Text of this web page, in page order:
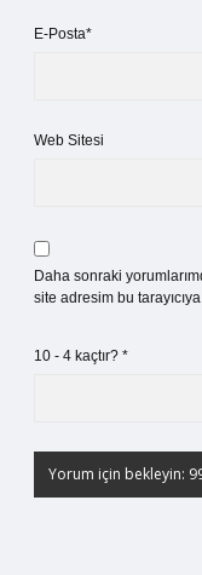
E-Posta*
Web Sitesi
Daha sonraki
site adresim bu
10 - 4 kaçtır? *